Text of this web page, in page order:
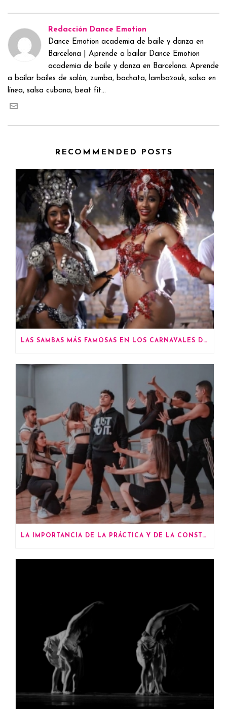
Redacción Dance Emotion
Dance Emotion academia de baile y danza en
Barcelona | Aprende a bailar Dance Emotion
academia de baile y danza en Barcelona. Aprende
a bailar bailes de salón, zumba, bachata, lambazouk, salsa en
línea, salsa cubana, beat fit...
RECOMMENDED POSTS
LAS SAMBAS MÁS FAMOSAS EN LOS CARNAVALES DE RÍO
LA IMPORTANCIA DE LA PRÁCTICA Y DE LA CONSTANCIA EN EL BAILE